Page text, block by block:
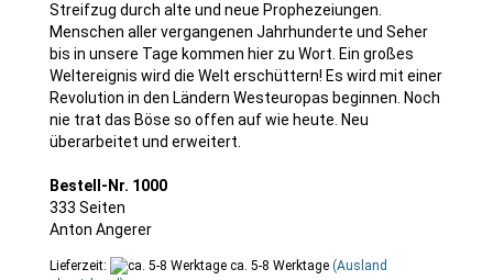
Streifzug durch alte und neue Prophezeiungen.
Menschen aller vergangenen Jahrhunderte und Seher
bis in unsere Tage kommen hier zu Wort. Ein großes
Weltereignis wird die Welt erschüttern! Es wird mit einer
Revolution in den Ländern Westeuropas beginnen. Noch
nie trat das Böse so offen auf wie heute. Neu
überarbeitet und erweitert.
Bestell-Nr. 1000
333 Seiten
Anton Angerer
Lieferzeit: ca. 5-8 Werktage (Ausland